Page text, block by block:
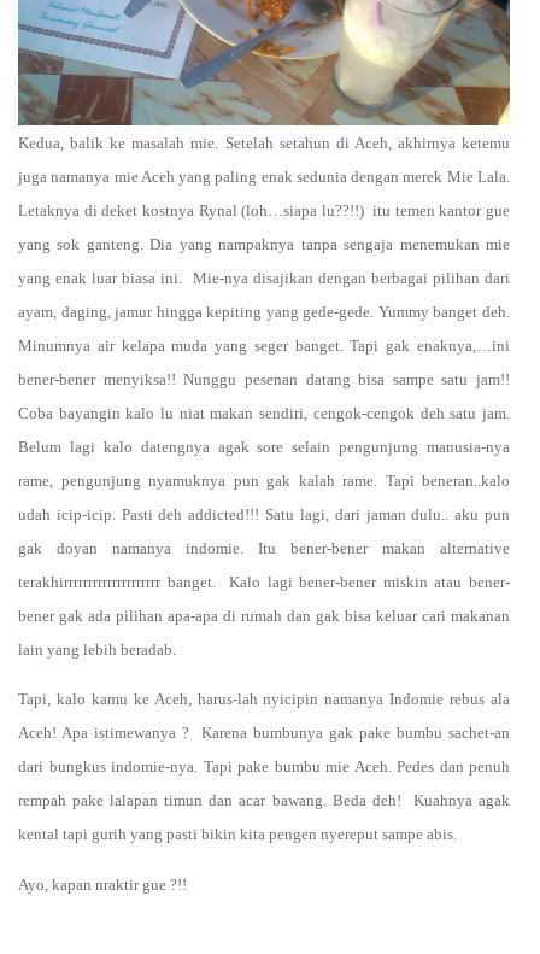
Kedua, balik ke masalah mie. Setelah setahun di Aceh, akhirnya ketemu
juga namanya mie Aceh yang paling enak sedunia dengan merek Mie Lala.
Letaknya di deket kostnya Rynal (loh…siapa lu??!!) itu temen kantor gue
yang sok ganteng. Dia yang nampaknya tanpa sengaja menemukan mie
yang enak luar biasa ini. Mie-nya disajikan dengan berbagai pilihan dari
ayam, daging, jamur hingga kepiting yang gede-gede. Yummy banget deh.
Minumnya air kelapa muda yang seger banget. Tapi gak enaknya,…ini
bener-bener menyiksa!! Nunggu pesenan datang bisa sampe satu jam!!
Coba bayangin kalo lu niat makan sendiri, cengok-cengok deh satu jam.
Belum lagi kalo datengnya agak sore selain pengunjung manusia-nya
rame, pengunjung nyamuknya pun gak kalah rame. Tapi beneran..kalo
udah icip-icip. Pasti deh addicted!!! Satu lagi, dari jaman dulu.. aku pun
gak doyan namanya indomie. Itu bener-bener makan alternative
terakhirrrrrrrrrrrrrrrrrrrr banget.
Kalo lagi bener-bener miskin atau bener-
bener gak ada pilihan apa-apa di rumah dan gak bisa keluar cari makanan
lain yang lebih beradab.
Tapi, kalo kamu ke Aceh, harus-lah nyicipin namanya Indomie rebus ala
Aceh! Apa istimewanya ?
Karena bumbunya gak pake bumbu sachet-an
dari bungkus indomie-nya. Tapi pake bumbu mie Aceh. Pedes dan penuh
rempah pake lalapan timun dan acar bawang. Beda deh!
Kuahnya agak
kental tapi gurih yang pasti bikin kita pengen nyereput sampe abis.
Ayo, kapan nraktir gue ?!!